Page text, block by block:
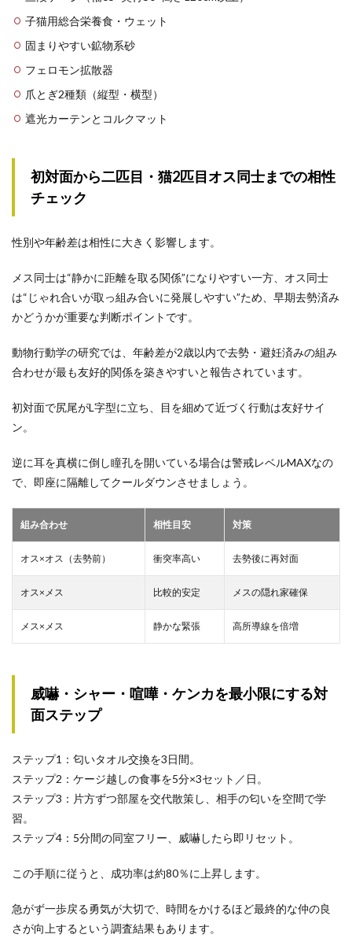
子猫用総合栄養食・ウェット
固まりやすい鉱物系砂
フェロモン拡散器
爪とぎ2種類（縦型・横型）
遮光カーテンとコルクマット
初対面から二匹目・猫2匹目オス同士までの相性
チェック
性別や年齢差は相性に大きく影響します。
メス同士は“静かに距離を取る関係”になりやすい一方、オス同士
は“じゃれ合いが取っ組み合いに発展しやすい”ため、早期去勢済み
かどうかが重要な判断ポイントです。
動物行動学の研究では、年齢差が2歳以内で去勢・避妊済みの組み
合わせが最も友好的関係を築きやすいと報告されています。
初対面で尻尾がL字型に立ち、目を細めて近づく行動は友好サイ
ン。
逆に耳を真横に倒し瞳孔を開いている場合は警戒レベルMAXなの
で、即座に隔離してクールダウンさせましょう。
組み合わせ 相性目安 対策
オス×オス（去勢前） 衝突率高い 去勢後に再対面
オス×メス 比較的安定 メスの隠れ家確保
メス×メス 静かな緊張 高所導線を倍増
威嚇・シャー・喧嘩・ケンカを最小限にする対
面ステップ
ステップ1：匂いタオル交換を3日間。
ステップ2：ケージ越しの食事を5分×3セット／日。
ステップ3：片方ずつ部屋を交代散策し、相手の匂いを空間で学
習。
ステップ4：5分間の同室フリー、威嚇したら即リセット。
この手順に従うと、成功率は約80％に上昇します。
急がず一歩戻る勇気が大切で、時間をかけるほど最終的な仲の良
さが向上するという調査結果もあります。